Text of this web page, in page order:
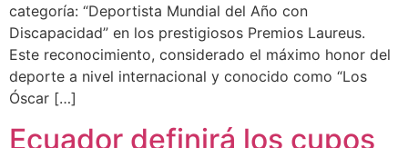
categoría: “Deportista Mundial del Año con
Discapacidad” en los prestigiosos Premios Laureus.
Este reconocimiento, considerado el máximo honor del
deporte a nivel internacional y conocido como “Los
Óscar […]
Ecuador definirá los cupos